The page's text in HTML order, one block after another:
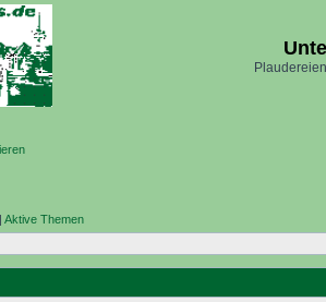
| Aktive Themen